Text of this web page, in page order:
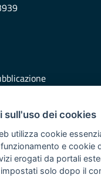
Civile Puglia
con risorse del POR
sull'uso dei cookies
utilizza cookie
e cookie
erogati da portali
solo dopo il